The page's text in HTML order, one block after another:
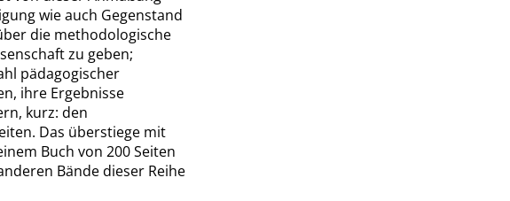
wie auch Gegenstand
die methodologische
zu geben;
pädagogischer
ihre Ergebnisse
kurz: den
Das überstiege mit
Buch von 200 Seiten
Bände dieser Reihe